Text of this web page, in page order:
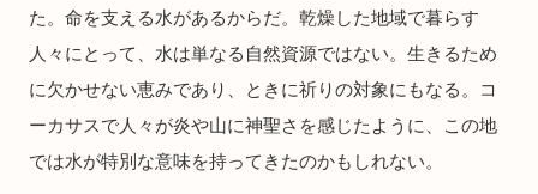
た。命を支える水があるからだ。乾燥した地域で暮らす
人々にとって、水は単なる自然資源ではない。生きるため
に欠かせない恵みであり、ときに祈りの対象にもなる。コ
ーカサスで人々が炎や山に神聖さを感じたように、この地
では水が特別な意味を持ってきたのかもしれない。